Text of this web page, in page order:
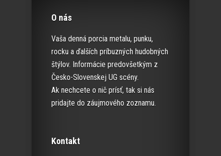
O nás
Vaša denná porcia metalu, punku,
rocku a ďalších príbuzných hudobných
štýlov. Informácie predovšetkým z
Česko-Slovenskej UG scény.
Ak nechcete o nič prísť, tak si nás
pridajte do záujmového zoznamu.
Kontakt